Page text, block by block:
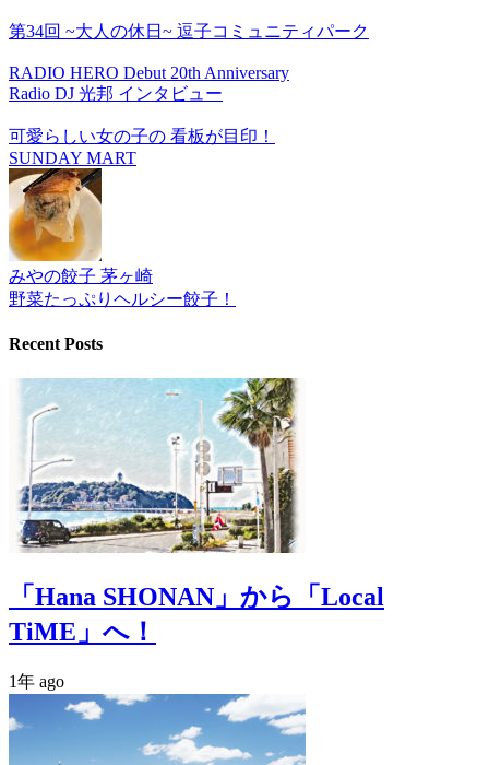
第34回 ~大人の休日~ 逗子コミュニティパーク
RADIO HERO Debut 20th Anniversary
Radio DJ 光邦 インタビュー
可愛らしい女の子の 看板が目印！
SUNDAY MART
みやの餃子 茅ヶ崎
野菜たっぷりヘルシー餃子！
Recent Posts
「Hana SHONAN」から「Local
TiME」へ！
1年 ago